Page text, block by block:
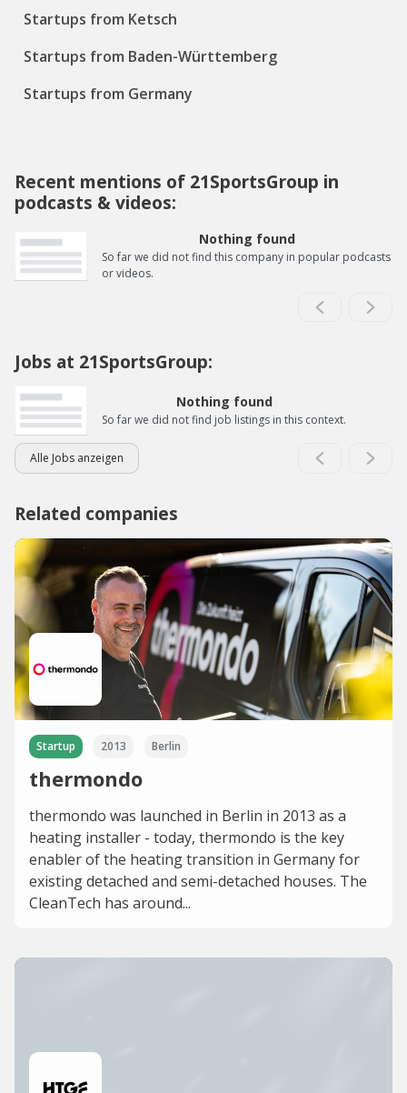
Startups from Ketsch
Startups from Baden-Württemberg
Startups from Germany
Recent mentions of 21SportsGroup in
podcasts & videos:
Nothing found
So far we did not find this company in popular podcasts
or videos.
Jobs at 21SportsGroup:
Nothing found
So far we did not find job listings in this context.
Alle Jobs anzeigen
Related companies
Startup 2013 Berlin
thermondo
thermondo was launched in Berlin in 2013 as a
heating installer - today, thermondo is the key
enabler of the heating transition in Germany for
existing detached and semi-detached houses. The
CleanTech has around...